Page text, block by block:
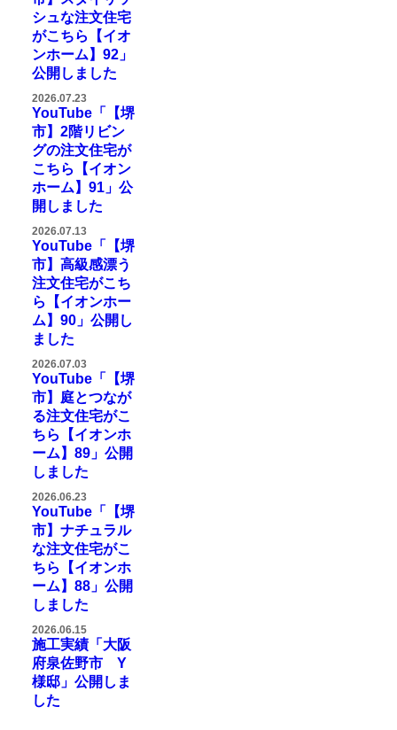
シュな注文住宅
がこちら【イオ
ンホーム】92」
公開しました
2026.07.23
YouTube「【堺
市】2階リビン
グの注文住宅が
こちら【イオン
ホーム】91」公
開しました
2026.07.13
YouTube「【堺
市】高級感漂う
注文住宅がこち
ら【イオンホー
ム】90」公開し
ました
2026.07.03
YouTube「【堺
市】庭とつなが
る注文住宅がこ
ちら【イオンホ
ーム】89」公開
しました
2026.06.23
YouTube「【堺
市】ナチュラル
な注文住宅がこ
ちら【イオンホ
ーム】88」公開
しました
2026.06.15
施工実績「大阪
府泉佐野市 Y
様邸」公開しま
した